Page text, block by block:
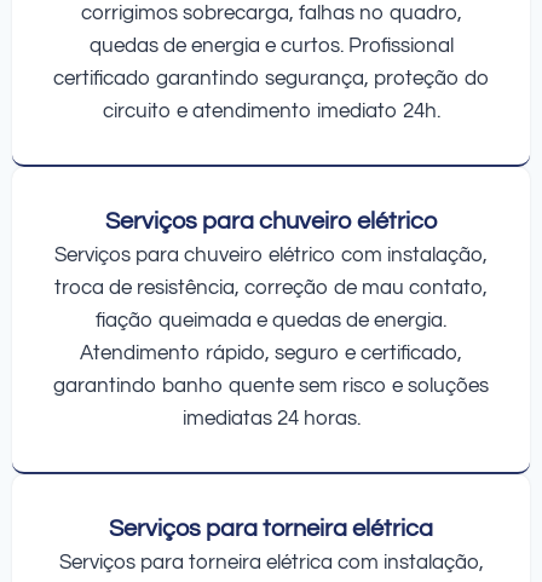
corrigimos sobrecarga, falhas no quadro,
quedas de energia e curtos. Profissional
certificado garantindo segurança, proteção do
circuito e atendimento imediato 24h.
Serviços para chuveiro elétrico
Serviços para chuveiro elétrico com instalação,
troca de resistência, correção de mau contato,
fiação queimada e quedas de energia.
Atendimento rápido, seguro e certificado,
garantindo banho quente sem risco e soluções
imediatas 24 horas.
Serviços para torneira elétrica
Serviços para torneira elétrica com instalação,